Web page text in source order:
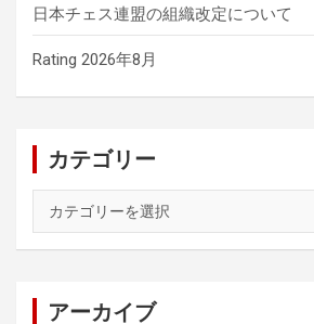
日本チェス連盟の組織改定について
Rating 2026年8月
カテゴリー
ゴ
アーカイブ